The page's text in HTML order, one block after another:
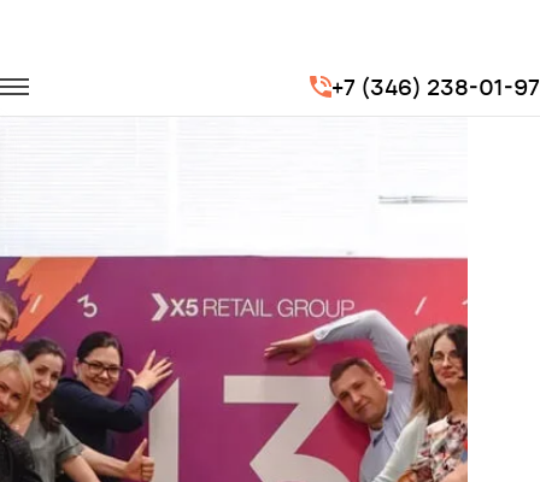
+7 (346) 238-01-97
Корпоративные перевозки
Корпоратив X5 Retail Group